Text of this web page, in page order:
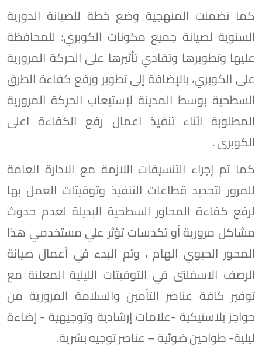
كما تضمنت المنهجية وضع خطة للصيانة الدورية
السنوية لصيانة جميع مكونات الكوبري؛ للمحافظة
عليها وتطويرها وتفادي تأثيرها على الحركة المرورية
على الكوبري، بالإضافة إلى ‌تطوير ورفع كفاءة الطرق
السطحية بوسط المدينة لإستيعاب الحركة المرورية
المطلوبة اثناء تنفيذ اعمال رفع الكفاءة اعلى
الكوبرى .
كما تم إجراء التنسيقات اللازمة مع الادارة العامة
للمرور لتحديد قطاعات التنفيذ وتوقيتات العمل بها
لرفع كفاءة المحاور السطحية البديلة لعدم حدوث
مشاكل مرورية أو تكدسات تؤثر علي مستخدمي هذا
المحور الحيوي الهام ، وتم البدء في أعمال صيانة
الرصف الاسفلتى في التوقيتات الليلية المعلنة مع
توفير كافة عناصر التأمين والسلامة المرورية من
حواجز بلاستيكية -علامات إرشادية وتوجيهية - إضاءة
ليلية- طواحين ضوئية – عناصر توجيه بشرية.